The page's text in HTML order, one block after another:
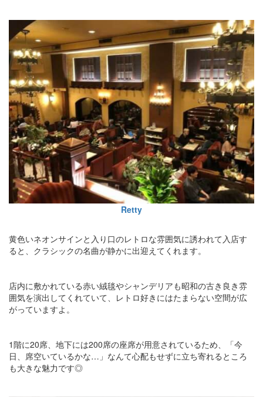
Retty
黄色いネオンサインと入り口のレトロな雰囲気に誘われて入店す
ると、クラシックの名曲が静かに出迎えてくれます。
店内に敷かれている赤い絨毯やシャンデリアも昭和の古き良き雰
囲気を演出してくれていて、レトロ好きにはたまらない空間が広
がっていますよ。
1階に20席、地下には200席の座席が用意されているため、「今
日、席空いているかな…」なんて心配もせずに立ち寄れるところ
も大きな魅力です◎